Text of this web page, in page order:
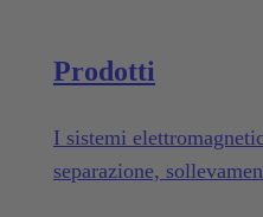
Prodotti
I sistemi
separazione,